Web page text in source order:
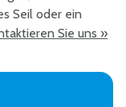
Seil oder ein
Sie uns »